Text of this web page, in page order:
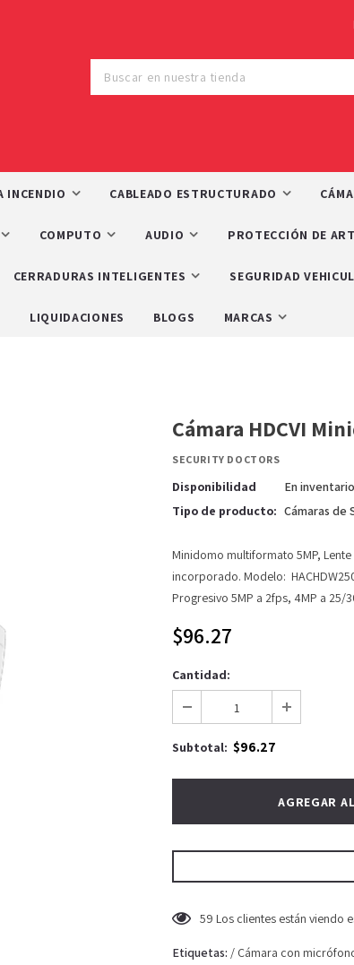
INCENDIO CABLEADO ESTRUCTURADO
COMPUTO AUDIO PROTECCIÓN DE
CERRADURAS INTELIGENTES SEGURIDAD
LIQUIDACIONES BLOGS MARCAS
Cámara HDCVI
SECURITY DOCTORS
Disponibilidad
En inventario
Tipo de producto: Cámaras de
Minidomo multiformato 5MP,
incorporado. Modelo:
Progresivo 5MP a 2fps, 4MP a 25/
$96.27
Cantidad:
Subtotal: $96.27
59 Los clientes están viendo
Etiquetas: / Cámara con